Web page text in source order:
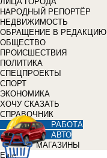
НАРОДНЫЙ РЕПОРТЁР
НЕДВИЖИМОСТЬ
ОБРАЩЕНИЕ В РЕДАКЦИЮ
ОБЩЕСТВО
ПРОИСШЕСТВИЯ
ПОЛИТИКА
СПЕЦПРОЕКТЫ
СПОРТ
ЭКОНОМИКА
ХОЧУ СКАЗАТЬ
СПРАВОЧНИК
РАБОТА
АВТО
МАГАЗИНЫ
Еще